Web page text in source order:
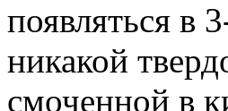
появляться в
никакой
смоченной в